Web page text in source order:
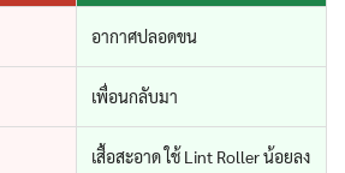
อากาศปลอดขน
เพื่อนกลับมา
เสื้อสะอาด ใช้ Lint Roller น้อยลง